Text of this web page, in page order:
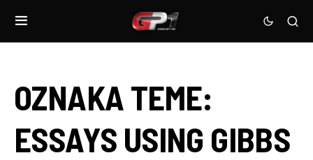
OZNAKA TEME:
ESSAYS USING GIBBS